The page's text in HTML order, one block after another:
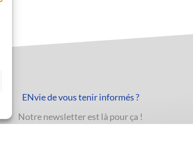
ENvie de vous tenir informés ?
Notre newsletter est là pour ça !